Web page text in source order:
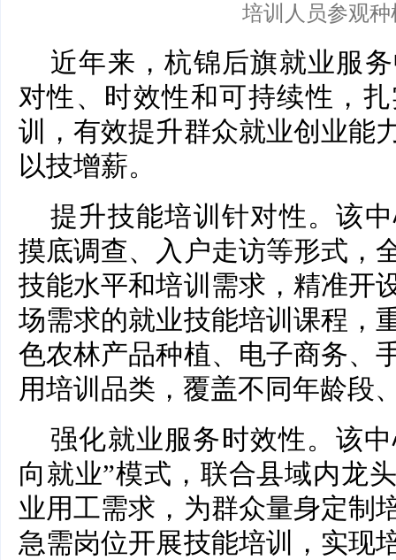
培训人员参观
近年来，杭锦后旗就业服
对性、时效性和可持续性，
训，有效提升群众就业创业能
以技增薪。
提升技能培训针对性。该
摸底调查、入户走访等形式，
技能水平和培训需求，精准开
场需求的就业技能培训课程，
色农林产品种植、电子商务、
用培训品类，覆盖不同年龄段
强化就业服务时效性。该
向就业”模式，联合县域内龙
业用工需求，为群众量身定制
急需岗位开展技能培训，实现